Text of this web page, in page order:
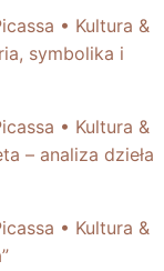
• Kultura &
symbolika i
• Kultura &
– analiza dzieła
• Kultura &